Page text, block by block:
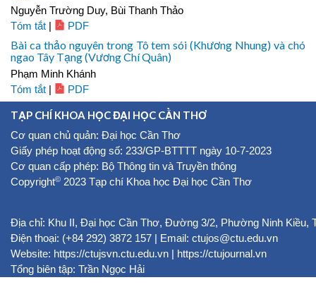
Nguyễn Trường Duy, Bùi Thanh Thảo
Tóm tắt | PDF
Bài ca thảo nguyên trong Tô tem sói (Khương Nhung) và chó
ngao Tây Tạng (Vương Chí Quân)
Phạm Minh Khánh
Tóm tắt | PDF
TẠP CHÍ KHOA HỌC ĐẠI HỌC CẦN THƠ
Cơ quan chủ quản: Đại học Cần Thơ
Giấy phép hoạt động số: 233/GP-BTTTT ngày 10-7-2023
Cơ quan cấp phép: Bộ Thông tin và Truyền thông
Copyright© 2023 Tạp chí Khoa học Đại học Cần Thơ
Địa chỉ: Khu II, Đại học Cần Thơ, Đường 3/2, Phường Ninh Kiều,
Điện thoại: (+84 292) 3872 157 | Email: ctujos@ctu.edu.vn
Website: https://ctujsvn.ctu.edu.vn | https://ctujournal.vn
Tổng biên tập: Trần Ngọc Hải